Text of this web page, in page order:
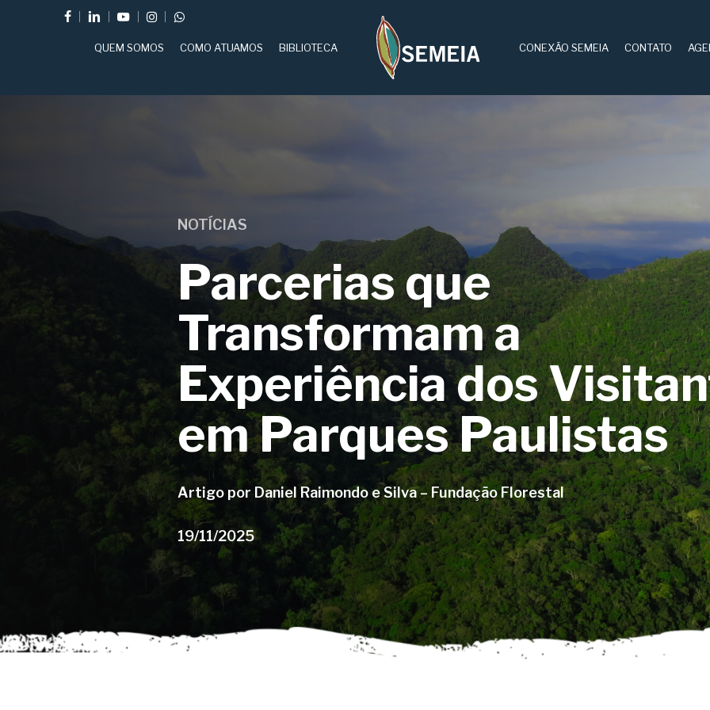
FACEBOOKLINKEDINYOUTUBEINSTAGRAMWHATSAPP
QUEM SOMOS COMO ATUAMOS BIBLIOTECA CONEXÃO SEMEIA CONTATO
NOTÍCIAS
Parcerias que
Transformam a
Experiência dos
em Parques Paulistas
Artigo por Daniel Raimondo e Silva – Fundação Florestal
19/11/2025